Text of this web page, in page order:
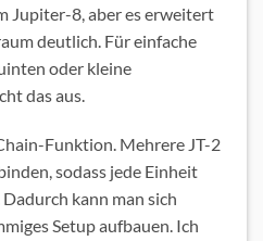
Jupiter-8, aber es erweitert
deutlich. Für einfache
oder kleine
das aus.
Funktion. Mehrere JT-2
sodass jede Einheit
kann man sich
Setup aufbauen. Ich